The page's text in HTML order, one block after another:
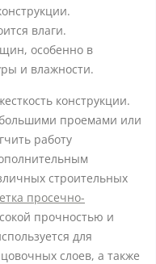
влаги.
особенно в
и влажности.
конструкции.
проемами или
работу
строительных
просечно-
прочностью и
для
слоев, а также